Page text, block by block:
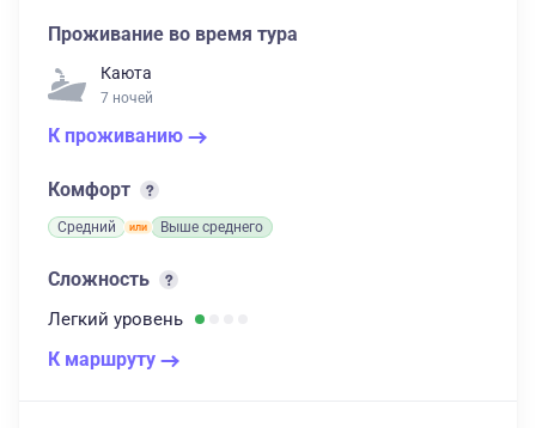
Проживание во время тура
Каюта
7 ночей
К проживанию
Комфорт
Средний Выше среднего
Сложность
Легкий уровень
К маршруту